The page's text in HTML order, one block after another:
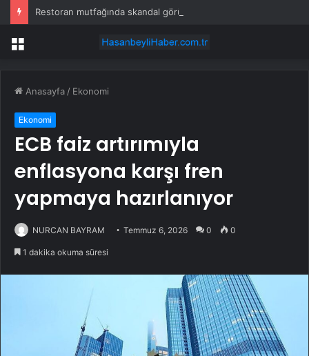
Menü
Anasayfa / Ekonomi
Ekonomi
ECB faiz artırımıyla
enflasyona karşı fren
yapmaya hazırlanıyor
NURCAN BAYRAM Temmuz 6, 2026 0 0
1 dakika okuma süresi